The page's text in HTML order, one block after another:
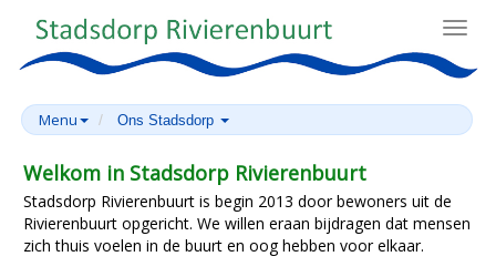
Menu Ons Stadsdorp
Welkom in Stadsdorp Rivierenbuurt
Stadsdorp Rivierenbuurt is begin 2013 door bewoners uit de
Rivierenbuurt opgericht. We willen eraan bijdragen dat mensen
zich thuis voelen in de buurt en oog hebben voor elkaar.